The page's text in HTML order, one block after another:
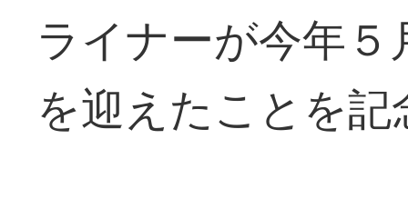
ライナーが今年
を迎えたことを